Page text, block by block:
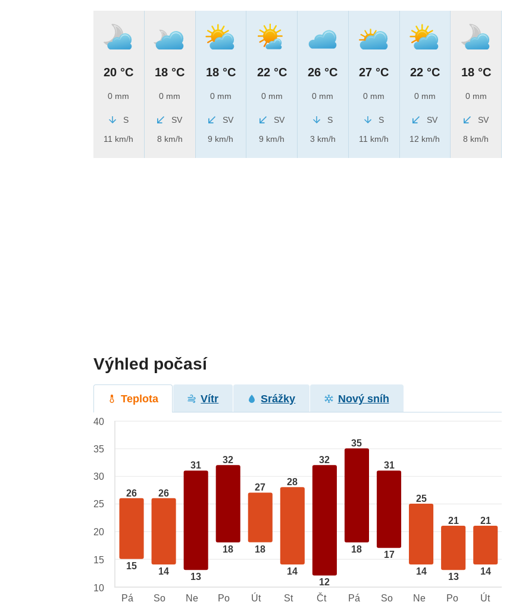
20 °C
0 mm
S
11 km/h
18 °C
0 mm
SV
8 km/h
18 °C
0 mm
SV
9 km/h
22 °C
0 mm
SV
9 km/h
26 °C
0 mm
S
3 km/h
27 °C
0 mm
S
11 km/h
22 °C
0 mm
SV
12 km/h
18 °C
0 mm
SV
8 km/h
Výhled počasí
Teplota Vítr Srážky Nový sníh
26
15
26
14
31
13
32
18
27
18
28
14
32
12
35
18
31
17
25
14
21
13
21
14
40
35
30
25
20
15
10
Pá
So Ne Po Út St Čt Pá So Ne Po Út